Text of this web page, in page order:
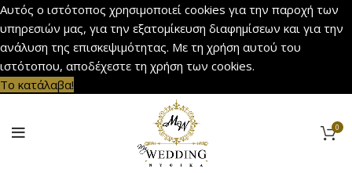
Αυτός ο ιστότοπος χρησιμοποιεί cookies για την παροχή των
υπηρεσιών μας, για την εξατομίκευση διαφημίσεων και για την
ανάλυση της επισκεψιμότητας. Με τη χρήση αυτού του
ιστότοπου, αποδέχεστε τη χρήση των cookies.
Το κατάλαβα!
0